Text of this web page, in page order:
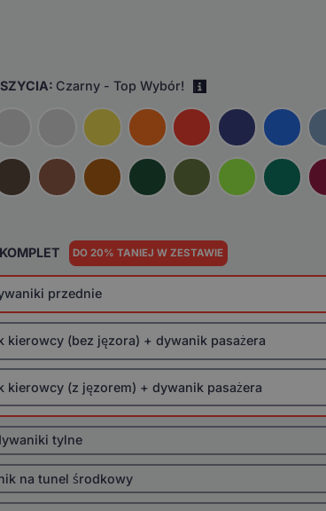
Czarny - Top Wybór!
DO 20% TANIEJ W ZESTAWIE
przednie
kierowcy (bez jęzora) + dywanik pasażera
kierowcy (z jęzorem) + dywanik pasażera
tylne
na tunel środkowy